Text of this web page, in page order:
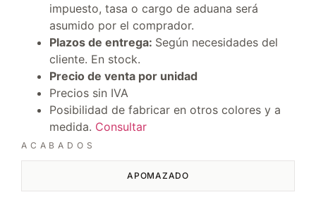
impuesto, tasa o cargo de aduana será
asumido por el comprador.
Plazos de entrega: Según necesidades del
cliente. En stock.
Precio de venta por unidad
Precios sin IVA
Posibilidad de fabricar en otros colores y a
medida. Consultar
ACABADOS
APOMAZADO